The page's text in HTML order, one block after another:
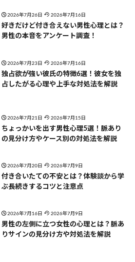
2026年7月26日 2026年7月16日
好きだけど付き合えない男性心理とは？
男性の本音をアンケート調査！
2026年7月23日 2026年7月16日
独占欲が強い彼氏の特徴6選！彼女を独
占したがる心理や上手な対処法を解説
2026年7月21日 2026年7月15日
ちょっかいを出す男性心理5選！脈あり
の見分け方やケース別の対処法を解説
2026年7月20日 2026年7月9日
付き合いたての不安とは？体験談から学
ぶ長続きするコツと注意点
2026年7月16日 2026年7月9日
男性の左側に立つ女性の心理とは？脈あ
りサインの見分け方や対処法を解説